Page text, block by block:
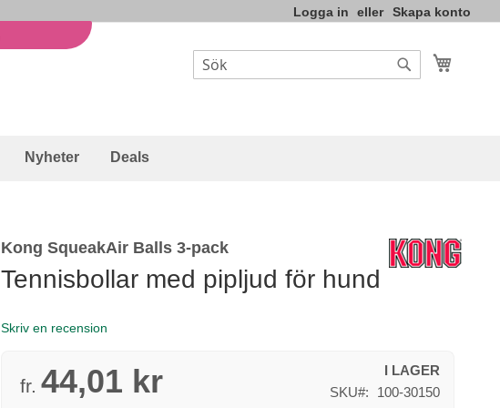
Logga in Skapa konto
Sök
Nyheter Deals
Kong SqueakAir Balls 3-pack
Tennisbollar med pipljud för hund
Skriv en recension
fr. 44,01 kr
I LAGER
SKU
100-30150